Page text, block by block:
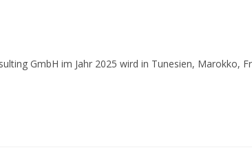
GmbH im Jahr 2025 wird in Tunesien, Marokko,